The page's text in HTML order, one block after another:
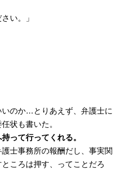
い。」
のか…とりあえず、弁護士に
状も書いた。
って行ってくれる。
士事務所の報酬だし、事実関
ころは押す、ってことだろ